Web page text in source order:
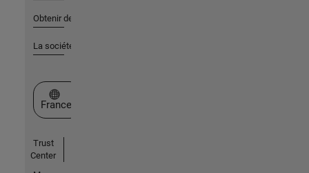
Obtenir de l'aide
La société
Sélectionner un site web
France
Trust
Center